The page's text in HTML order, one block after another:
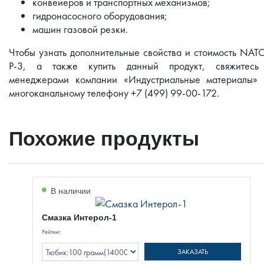
гидронасосного оборудования;
машин газовой резки.
Чтобы узнать дополнительные свойства и стоимость
P-3, а также купить данный продукт,
менеджерами компании «Индустриальные материалы»
многоканальному телефону +7 (499) 99-00-172.
Похожие продукты
В наличии
Смазка Интерол-1
Рейтинг:
ЗАКАЗАТЬ